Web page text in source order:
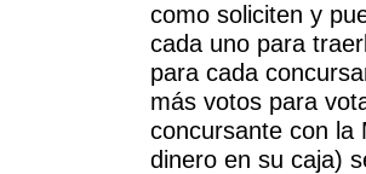
como soliciten y
cada uno para
para cada
más votos para
concursante con la
dinero en su caja)